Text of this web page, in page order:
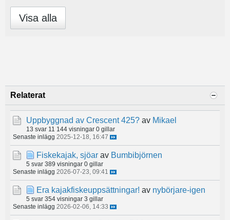
Visa alla
Relaterat
Uppbyggnad av Crescent 425? av Mikael
13 svar 11 144 visningar 0 gillar
Senaste inlägg 2025-12-18, 16:47
Fiskekajak, sjöar av Bumbibjörnen
5 svar 389 visningar 0 gillar
Senaste inlägg 2026-07-23, 09:41
Era kajakfiskeuppsättningar! av nybörjare-igen
5 svar 354 visningar 3 gillar
Senaste inlägg 2026-02-06, 14:33